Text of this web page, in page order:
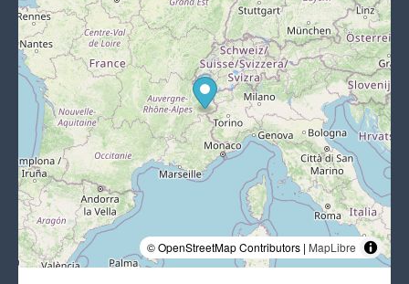
© OpenStreetMap Contributors | MapLibre